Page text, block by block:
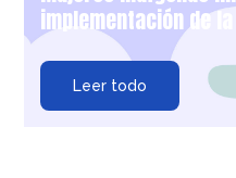
implementación de la
Leer todo